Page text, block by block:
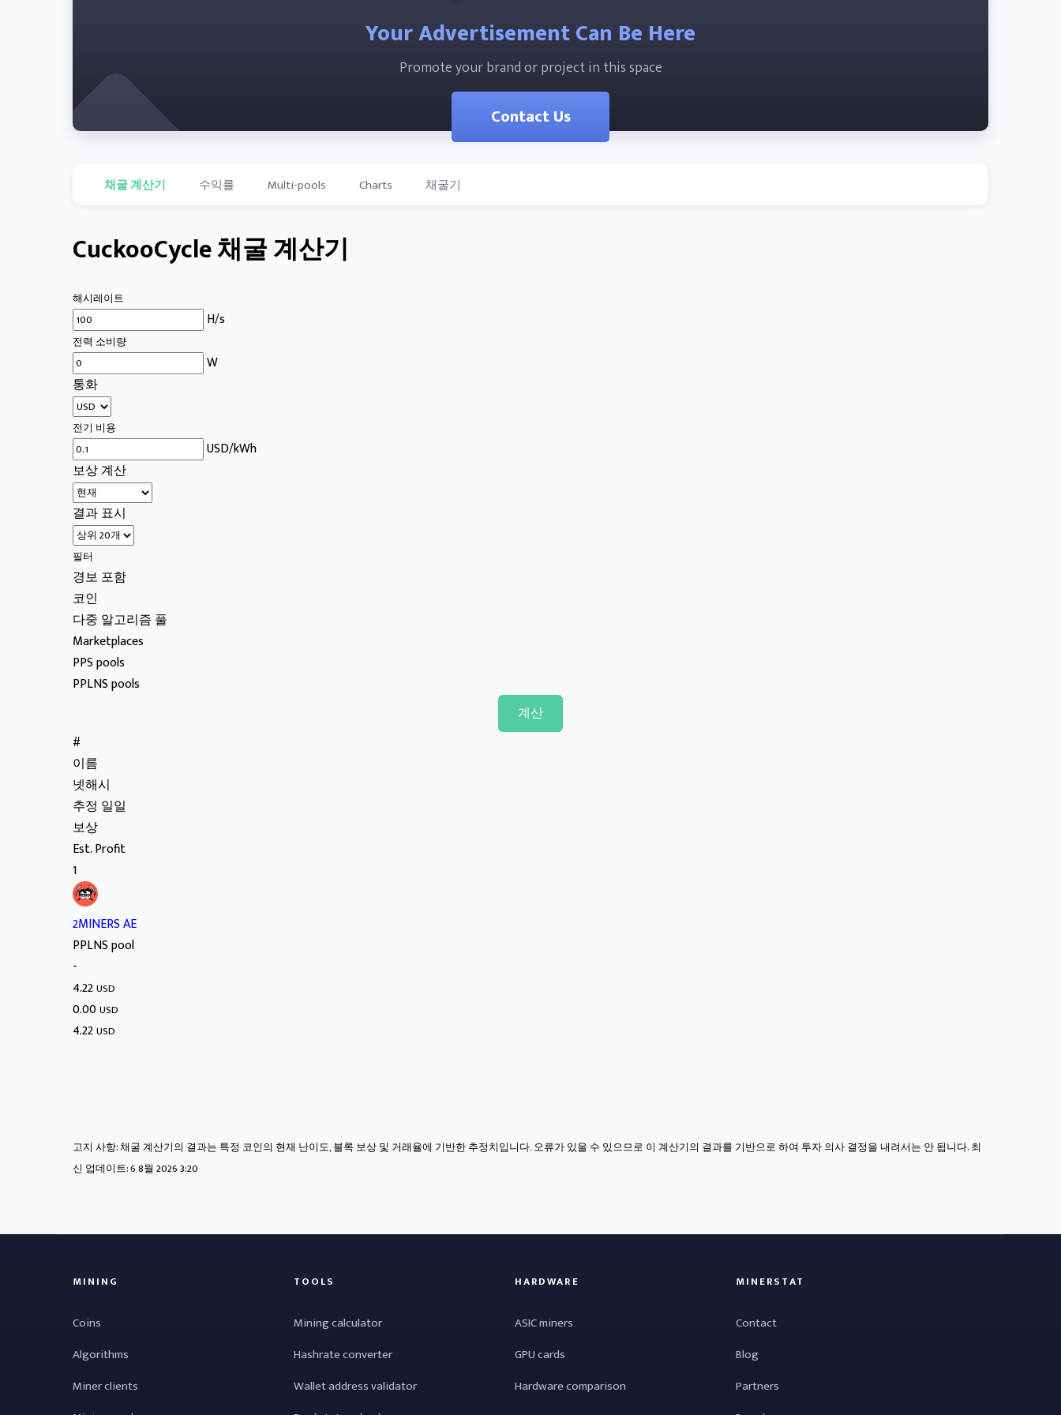
Your Advertisement Can Be Here
Promote your brand or project in this space
Contact Us
채굴 계산기 수익률 Multi-pools Charts 채굴기
CuckooCycle 채굴 계산기
해시레이트
H/s
전력 소비량
W
통화
전기 비용
USD/kWh
보상 계산
결과 표시
필터
경보 포함
코인
다중 알고리즘 풀
Marketplaces
PPS pools
PPLNS pools
#
이름
넷해시
추정 일일
보상
Est. Profit
1
2MINERS AE
PPLNS pool
-
4.22USD
0.00USD
4.22USD
고지 사항: 채굴 계산기의 결과는 특정 코인의 현재 난이도, 블록 보상 및 거래율에 기반한 추정치입니다. 오류가 있을 수 있으므로 이 계산기의 결과를 기반으로 하여 투자 의사 결정을 내려서는 안 됩니다. 최
신 업데이트:6 8월 2026 3:20
MINING
Coins
Algorithms
Miner clients
TOOLS
Mining calculator
Hashrate converter
Wallet address validator
HARDWARE
ASIC miners
GPU cards
Hardware comparison
MINERSTAT
Contact
Blog
Partners